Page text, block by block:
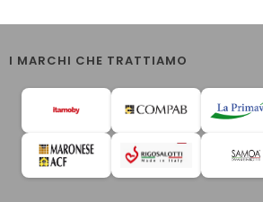
I MARCHI CHE TRATTIAMO